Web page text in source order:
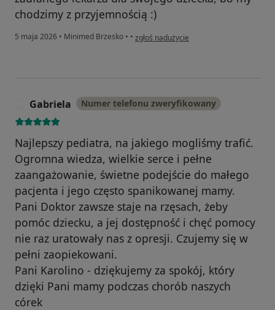
chodzimy z przyjemnością :)
5 maja 2026 • Minimed Brzesko • • w opinii użytkownika Anna S.
zgłoś nadużycie
Gabriela Numer telefonu zweryfikowany
Najlepszy pediatra, na jakiego mogliśmy trafić.
Ogromna wiedza, wielkie serce i pełne
zaangażowanie, świetne podejście do małego
pacjenta i jego często spanikowanej mamy.
Pani Doktor zawsze staje na rzęsach, żeby
pomóc dziecku, a jej dostępność i chęć pomocy
nie raz uratowały nas z opresji. Czujemy się w
pełni zaopiekowani.
Pani Karolino - dziękujemy za spokój, który
dzięki Pani mamy podczas chorób naszych
córek